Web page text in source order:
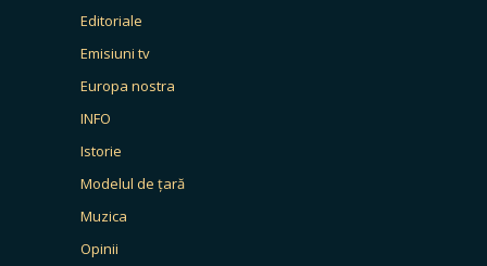
Editoriale
Emisiuni tv
Europa nostra
INFO
Istorie
Modelul de țară
Muzica
Opinii